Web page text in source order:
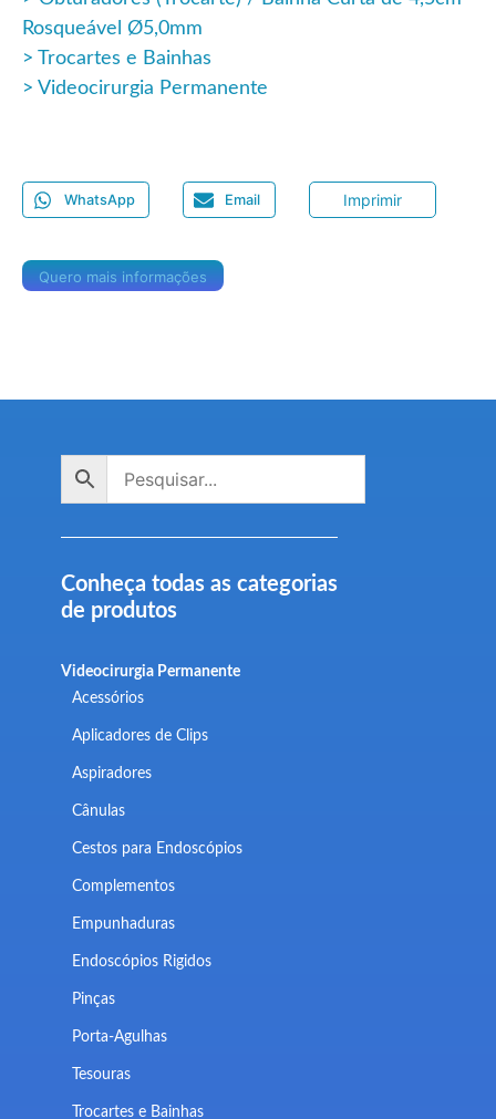
Rosqueável Ø5,0mm
Trocartes e Bainhas
Videocirurgia Permanente
WhatsApp Email Imprimir
Quero mais informações
Conheça todas as categorias
de produtos
Videocirurgia Permanente
Acessórios
Aplicadores de Clips
Aspiradores
Cânulas
Cestos para Endoscópios
Complementos
Empunhaduras
Endoscópios Rigidos
Pinças
Porta-Agulhas
Tesouras
Trocartes e Bainhas